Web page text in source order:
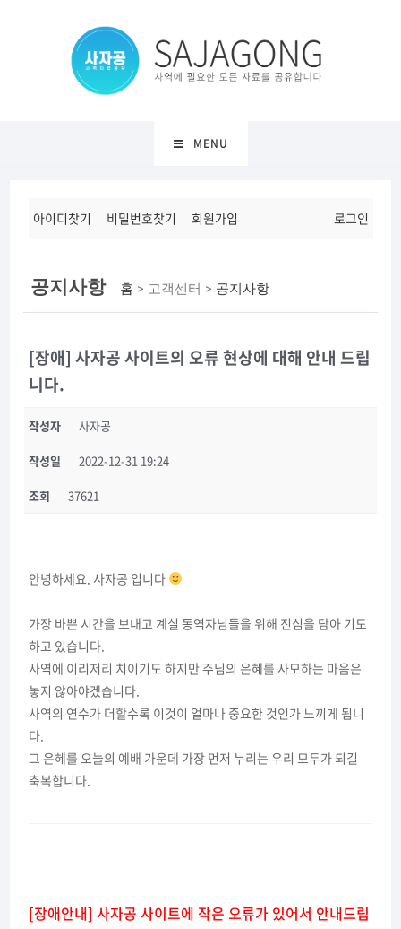
MENU
아이디찾기 비밀번호찾기 회원가입 로그인
공지사항 홈 > 고객센터 > 공지사항
[장애] 사자공 사이트의 오류 현상에 대해 안내 드립
니다.
작성자 사자공
작성일 2022-12-31 19:24
조회 37621
안녕하세요. 사자공 입니다
가장 바쁜 시간을 보내고 계실 동역자님들을 위해 진심을 담아 기도
하고 있습니다.
사역에 이리저리 치이기도 하지만 주님의 은혜를 사모하는 마음은
놓지 않아야겠습니다.
사역의 연수가 더할수록 이것이 얼마나 중요한 것인가 느끼게 됩니
다.
그 은혜를 오늘의 예배 가운데 가장 먼저 누리는 우리 모두가 되길
축복합니다.
[장애안내] 사자공 사이트에 작은 오류가 있어서 안내드립